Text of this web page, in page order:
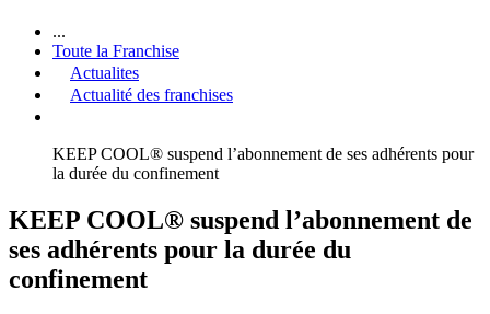
...
Toute la Franchise
Actualites
Actualité des franchises
KEEP COOL® suspend l’abonnement de ses adhérents pour
la durée du confinement
KEEP COOL® suspend l’abonnement de
ses adhérents pour la durée du
confinement